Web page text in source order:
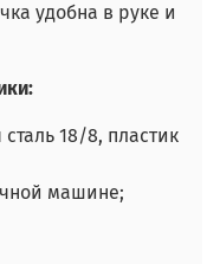
удобна в руке и
18/8, пластик
машине;